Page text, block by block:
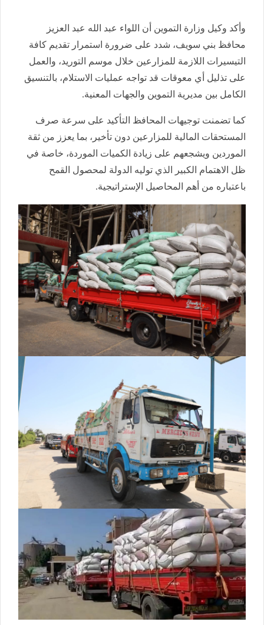
وأكد وكيل وزارة التموين أن اللواء عبد الله عبد العزيز
محافظ بني سويف، شدد على ضرورة استمرار تقديم كافة
التيسيرات اللازمة للمزارعين خلال موسم التوريد، والعمل
على تذليل أي معوقات قد تواجه عمليات الاستلام، بالتنسيق
الكامل بين مديرية التموين والجهات المعنية.
كما تضمنت توجيهات المحافظ التأكيد على سرعة صرف
المستحقات المالية للمزارعين دون تأخير، بما يعزز من ثقة
الموردين ويشجعهم على زيادة الكميات الموردة، خاصة في
ظل الاهتمام الكبير الذي توليه الدولة لمحصول القمح
باعتباره من أهم المحاصيل الإستراتيجية.